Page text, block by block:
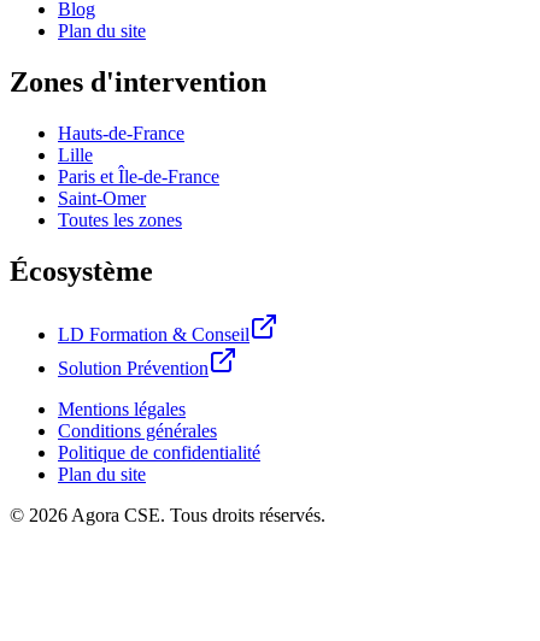
Blog
Plan du site
Zones d'intervention
Hauts-de-France
Lille
Paris et Île-de-France
Saint-Omer
Toutes les zones
Écosystème
LD Formation & Conseil
Solution Prévention
Mentions légales
Conditions générales
Politique de confidentialité
Plan du site
© 2026 Agora CSE. Tous droits réservés.